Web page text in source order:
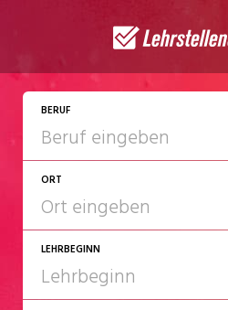
BERUF
ORT
LEHRBEGINN